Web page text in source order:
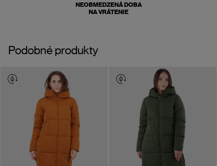
NEOBMEDZENÁ DOBA
NA VRÁTENIE
Podobné produkty